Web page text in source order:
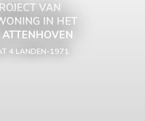
VAN
IN HET
4 LANDEN-1971